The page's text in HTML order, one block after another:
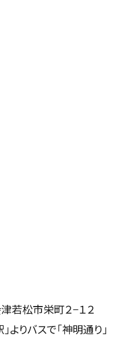
若松市栄町２−１２
よりバスで「神明通り」